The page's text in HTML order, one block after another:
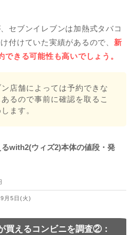
セブンイレブンは加熱式タバコ
付けていた実績があるので、 新
きる可能性も高いでしょう。
店舗によっては予約できな
るので事前に確認を取るこ
ます。
with2(ウィズ2)本体の値段・発
月5日(火)
買えるコンビニを調査②：